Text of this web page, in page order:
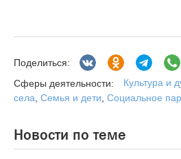
Поделиться:
Сферы деятельности:
Культура и
села Семья и дети Социальное
Новости по теме